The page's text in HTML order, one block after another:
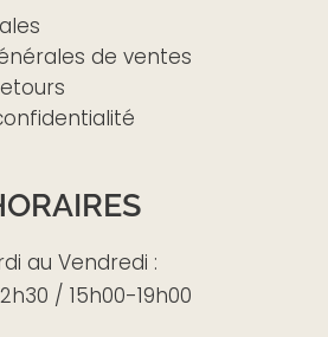
de ventes
au Vendredi :
/ 15h00-19h00